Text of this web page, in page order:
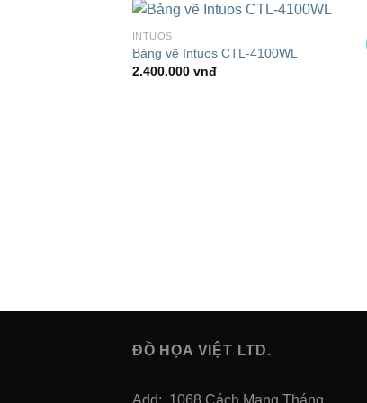
INTUOS
Bảng vẽ Intuos CTL-4100WL
2.400.000 vnđ
ĐỒ HỌA VIỆT LTD.
Add: 1068 Cách Mạng Tháng